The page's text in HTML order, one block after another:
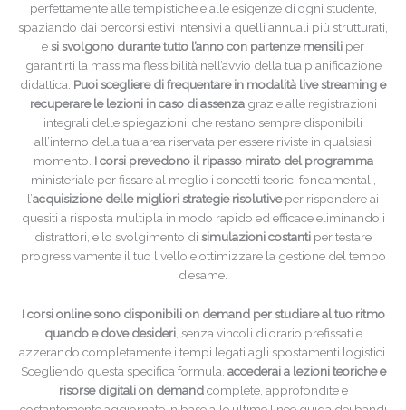
perfettamente alle tempistiche e alle esigenze di ogni studente,
spaziando dai percorsi estivi intensivi a quelli annuali più strutturati,
esi svolgono durante tutto l’anno con partenze mensili per
garantirti la massima flessibilità nell’avvio della tua pianificazione
didattica. Puoi scegliere di frequentare in modalità live streaming e
recuperare le lezioni in caso di assenzagrazie alle registrazioni
integrali delle spiegazioni, che restano sempre disponibili
all’interno della tua area riservata per essere riviste in qualsiasi
momento. I corsi prevedono il ripasso mirato del programma
ministeriale per fissare al meglio i concetti teorici fondamentali,
l’acquisizione delle migliori strategie risolutiveper rispondere ai
quesiti a risposta multipla in modo rapido ed efficace eliminando i
distrattori, e lo svolgimento di simulazioni costanti per testare
progressivamente il tuo livello e ottimizzare la gestione del tempo
d’esame.
I corsi online sono disponibili on demand per studiare al tuo ritmo
quando e dove desideri, senza vincoli di orario prefissati e
azzerando completamente i tempi legati agli spostamenti logistici.
Scegliendo questa specifica formula, accederai a lezioni teoriche e
risorse digitali on demandcomplete, approfondite e